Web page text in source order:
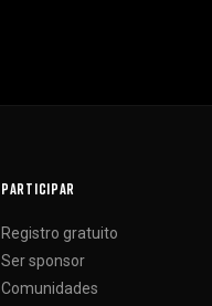
PARTICIPAR
Registro gratuito
Ser sponsor
Comunidades